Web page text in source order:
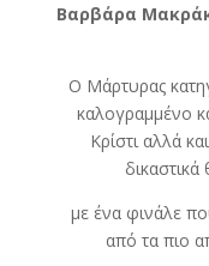
Βαρβάρα
Ο Μάρτυρας
καλογραμμένο
Κρίστι αλλά
με ένα φινάλε
από τα πιο